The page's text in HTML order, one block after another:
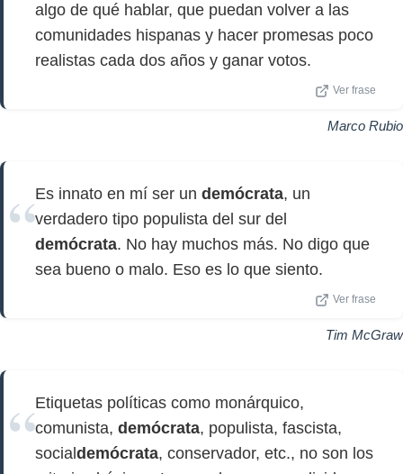
algo de qué hablar, que puedan volver a las
comunidades hispanas y hacer promesas poco
realistas cada dos años y ganar votos.
Ver frase
Marco Rubio
Es innato en mí ser un demócrata, un
verdadero tipo populista del sur del
demócrata. No hay muchos más. No digo que
sea bueno o malo. Eso es lo que siento.
Ver frase
Tim McGraw
Etiquetas políticas como monárquico,
comunista, demócrata, populista, fascista,
social demócrata, conservador, etc., no son los